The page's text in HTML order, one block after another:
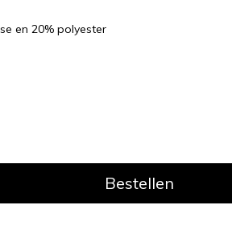
en 20% polyester
Bestellen